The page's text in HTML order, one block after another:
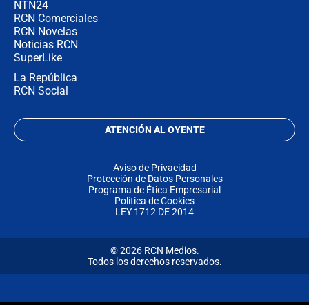
NTN24
RCN Comerciales
RCN Novelas
Noticias RCN
SuperLike
La República
RCN Social
ATENCIÓN AL OYENTE
Aviso de Privacidad
Protección de Datos Personales
Programa de Ética Empresarial
Política de Cookies
LEY 1712 DE 2014
© 2026 RCN Medios.
Todos los derechos reservados.